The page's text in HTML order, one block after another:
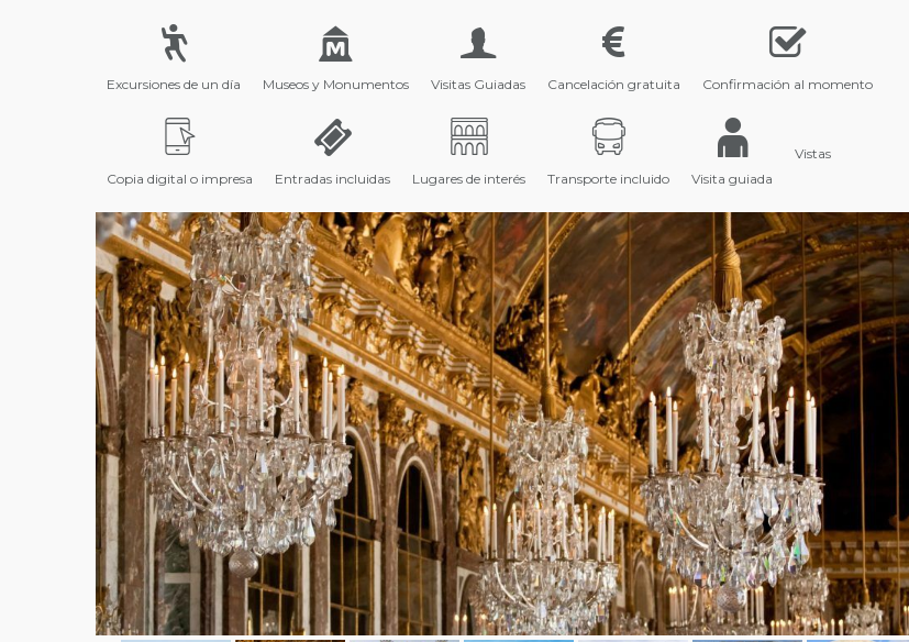
Excursiones de un día Museos y Monumentos Visitas Guiadas Cancelación gratuita Confirmación al momento
Copia digital o impresa Entradas incluidas Lugares de interés Transporte incluido Visita guiada
Vistas